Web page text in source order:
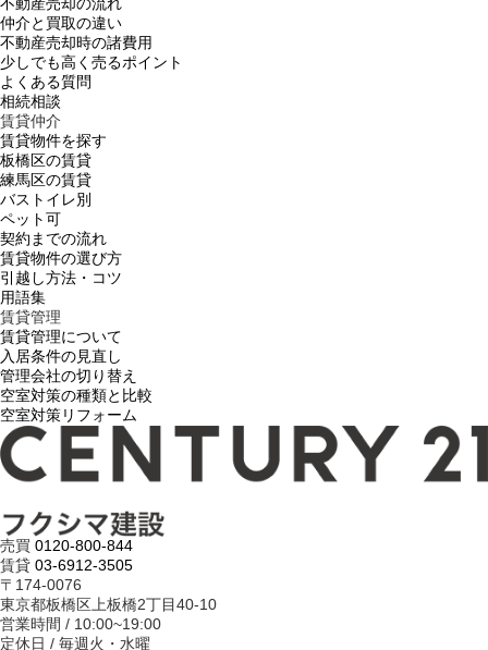
仲介と買取の違い
不動産売却時の諸費用
少しでも高く売るポイント
よくある質問
相続相談
賃貸仲介
賃貸物件を探す
板橋区の賃貸
練馬区の賃貸
バストイレ別
ペット可
契約までの流れ
賃貸物件の選び方
引越し方法・コツ
用語集
賃貸管理
賃貸管理について
入居条件の見直し
管理会社の切り替え
空室対策の種類と比較
空室対策リフォーム
売買 0120-800-844
賃貸 03-6912-3505
〒174-0076
東京都板橋区上板橋2丁目40-10
営業時間 / 10:00~19:00
定休日 / 毎週火・水曜